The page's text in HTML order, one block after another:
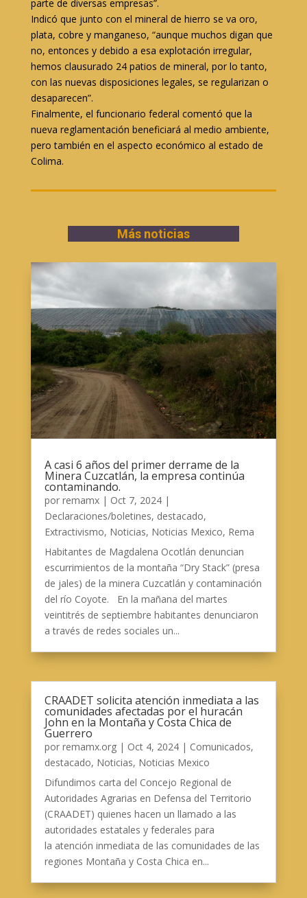
parte de diversas empresas”.
Indicó que junto con el mineral de hierro se va oro,
plata, cobre y manganeso, “aunque muchos digan que
no, entonces y debido a esa explotación irregular,
hemos clausurado 24 patios de mineral, por lo tanto,
con las nuevas disposiciones legales, se regularizan o
desaparecen”.
Finalmente, el funcionario federal comentó que la
nueva reglamentación beneficiará al medio ambiente,
pero también en el aspecto económico al estado de
Colima.
Más noticias
A casi 6 años del primer derrame de la
Minera Cuzcatlán, la empresa continúa
contaminando.
por remamx| Oct 7, 2024|
Declaraciones/boletines, destacado,
Extractivismo, Noticias, Noticias Mexico, Rema
Habitantes de Magdalena Ocotlán denuncian
escurrimientos de la montaña “Dry Stack” (presa
de jales) de la minera Cuzcatlán y contaminación
del río Coyote. En la mañana del martes
veintitrés de septiembre habitantes denunciaron
a través de redes sociales un...
CRAADET solicita atención inmediata a las
comunidades afectadas por el huracán
John en la Montaña y Costa Chica de
Guerrero
por remamx.org| Oct 4, 2024| Comunicados,
destacado, Noticias, Noticias Mexico
Difundimos carta del Concejo Regional de
Autoridades Agrarias en Defensa del Territorio
(CRAADET) quienes hacen un llamado a las
autoridades estatales y federales para
la atención inmediata de las comunidades de las
regiones Montaña y Costa Chica en...